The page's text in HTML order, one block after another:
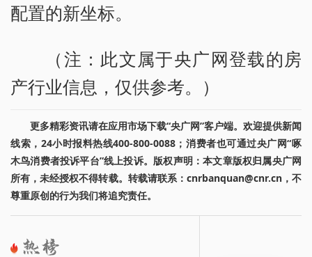
配置的新坐标。
（注：此文属于央广网登载的房
产行业信息，仅供参考。）
更多精彩资讯请在应用市场下载“央广网”客户端。欢迎提供新闻
线索，24小时报料热线400-800-0088；消费者也可通过央广网“啄
木鸟消费者投诉平台”线上投诉。版权声明：本文章版权归属央广网
所有，未经授权不得转载。转载请联系：cnrbanquan@cnr.cn，不
尊重原创的行为我们将追究责任。